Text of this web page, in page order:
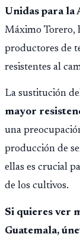
Unidas para
Máximo Torero,
productores de
resistentes al
La sustitución
mayor
una
producción de
ellas es crucial
de los cultivos.
Si quieres ver
Guatemala,